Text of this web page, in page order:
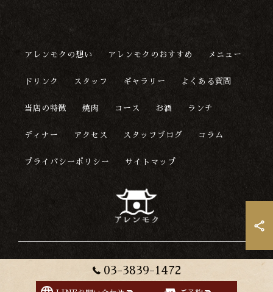
03-3839-1472
アレンモクの想い アレンモクのおすすめ メニュー
ドリンク スタッフ ギャラリー よくある質問
当店の特徴 焼肉 コース お酒 ランチ
ディナー アクセス スタッフブログ コラム
プライバシーポリシー サイトマップ
© 2026 東京都上野駅の韓国料理ならアレンモク ALL RIGHTS